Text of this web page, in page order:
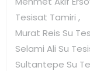
Tesisat Tamiri ,
Murat Reis Su
Selami Ali Su
Sultantepe Su